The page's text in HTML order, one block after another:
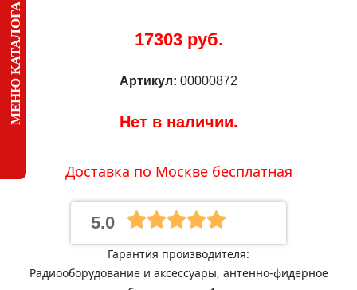
МЕНЮ КАТАЛОГА 17303 руб.
Артикул: 00000872
Нет в наличии.
Доставка по Москве бесплатная
5.0
Гарантия производителя:
Радиооборудование и аксессуары, антенно-фидерное